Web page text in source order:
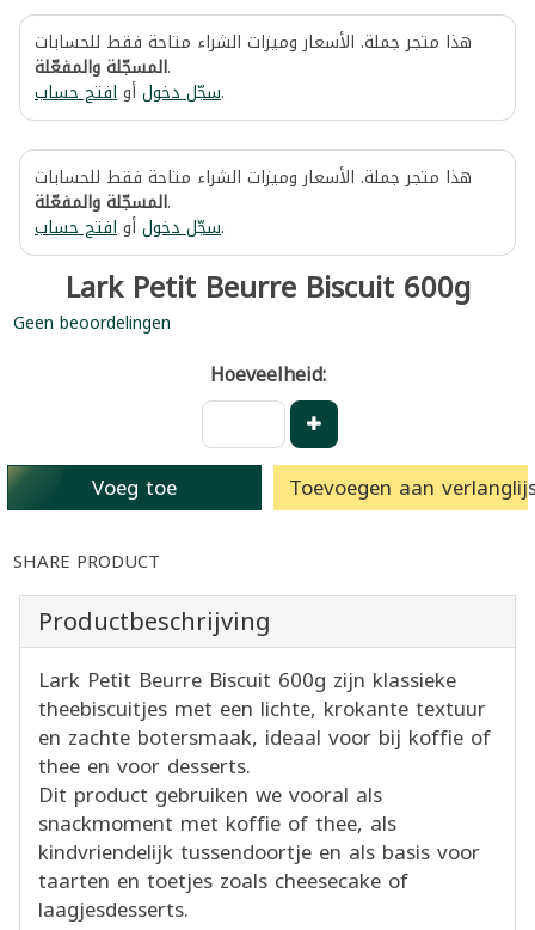
هذا متجر جملة. الأسعار وميزات الشراء متاحة فقط للحسابات
المسجّلة والمفعّلة.
سجّل دخولأوافتح حساب .
هذا متجر جملة. الأسعار وميزات الشراء متاحة فقط للحسابات
المسجّلة والمفعّلة.
سجّل دخولأوافتح حساب .
Lark Petit Beurre Biscuit 600g
Geen beoordelingen
Hoeveelheid:
Voeg toe Toevoegen aan
SHARE PRODUCT
Productbeschrijving
Lark Petit Beurre Biscuit 600g zijn klassieke
theebiscuitjes met een lichte, krokante textuur
en zachte botersmaak, ideaal voor bij koffie of
thee en voor desserts.
Dit product gebruiken we vooral als
snackmoment met koffie of thee, als
kindvriendelijk tussendoortje en als basis voor
taarten en toetjes zoals cheesecake of
laagjesdesserts.